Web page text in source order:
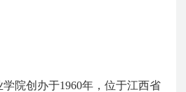
学院创办于1960年，位于江西省